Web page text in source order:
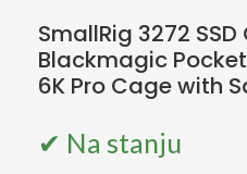
SmallRig 3272
Blackmagic
6K Pro Cage with
✔ Na stanju